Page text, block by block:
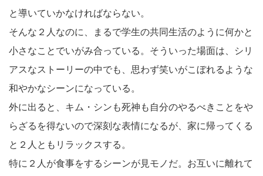
と導いていかなければならない。
そんな２人なのに、まるで学生の共同生活のように何かと
小さなことでいがみ合っている。そういった場面は、シリ
アスなストーリーの中でも、思わず笑いがこぼれるような
和やかなシーンになっている。
外に出ると、キム・シンも死神も自分のやるべきことをや
らざるを得ないので深刻な表情になるが、家に帰ってくる
と２人ともリラックスする。
特に２人が食事をするシーンが見モノだ。お互いに離れて